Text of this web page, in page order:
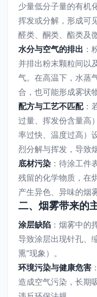
少量低分子量的有机
挥发或分解，形成可
醛类、酮类、酯类及
水分与空气的排出 ：
并排出粉末颗粒间以
气。在高温下，水蒸
合，也可能形成雾状物
配方与工艺不匹配：
过量、挥发份含量高
率过快、温度过高）
烈分解与挥发，导致
底材污染 ：待涂工件
残留的化学物质，在
产生异色、异味的烟雾
二、烟雾带来的
涂层缺陷 ：烟雾中的
导致涂层出现针孔、
熏”现象）。
环境污染与健康危害
造成空气污染，长期